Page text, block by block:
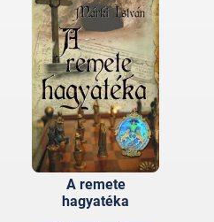
A remete
hagyatéka